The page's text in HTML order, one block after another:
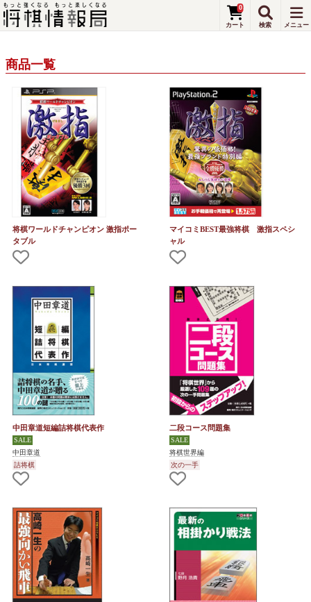
0
商品一覧
将棋ワールドチャンピオン 激指ポー
タブル
マイコミBEST最強将棋 激指スペシ
ャル
中田章道短編詰将棋代表作
中田章道
詰将棋
二段コース問題集
将棋世界編
次の一手